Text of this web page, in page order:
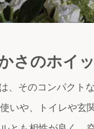
さのホイ
、そのコンパクト
いや、トイレや玄